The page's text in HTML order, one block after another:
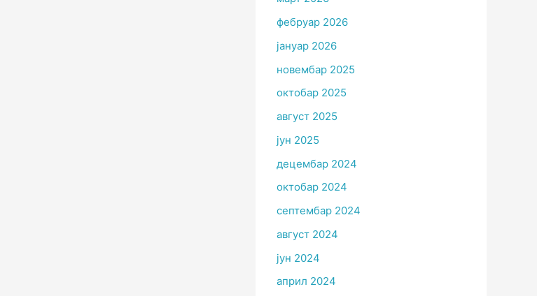
фебруар 2026
јануар 2026
новембар 2025
октобар 2025
август 2025
јун 2025
децембар 2024
октобар 2024
септембар 2024
август 2024
јун 2024
април 2024